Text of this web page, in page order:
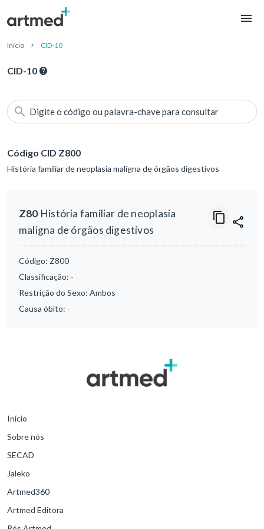
Início CID-10
CID-10
Digite o código ou palavra-chave para consultar
Código CID Z800
História familiar de neoplasia maligna de órgãos digestivos
Z80História familiar de neoplasia
maligna de órgãos digestivos
Código: Z800
Classificação: -
Restrição do Sexo: Ambos
Causa óbito: -
Início
Sobre nós
SECAD
Jaleko
Artmed360
Artmed Editora